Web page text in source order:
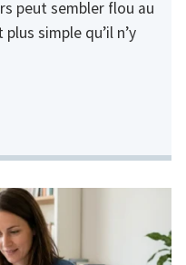
peut sembler flou au
simple qu’il n’y